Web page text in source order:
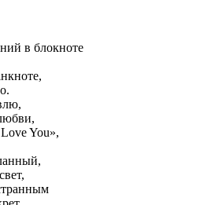
в блокноте
You»,